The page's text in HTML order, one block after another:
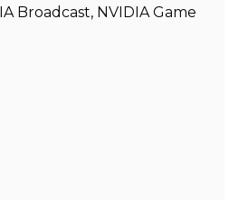
Broadcast, NVIDIA Game